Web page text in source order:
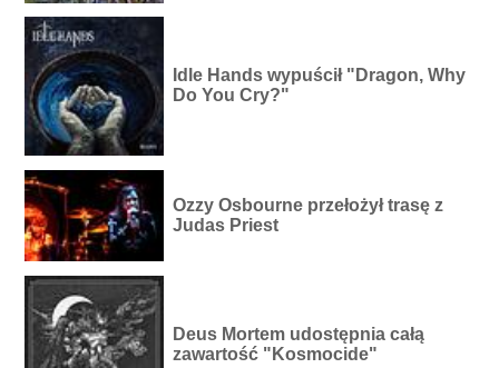
Idle Hands wypuścił "Dragon, Why
Do You Cry?"
Ozzy Osbourne przełożył trasę z
Judas Priest
Deus Mortem udostępnia całą
zawartość "Kosmocide"